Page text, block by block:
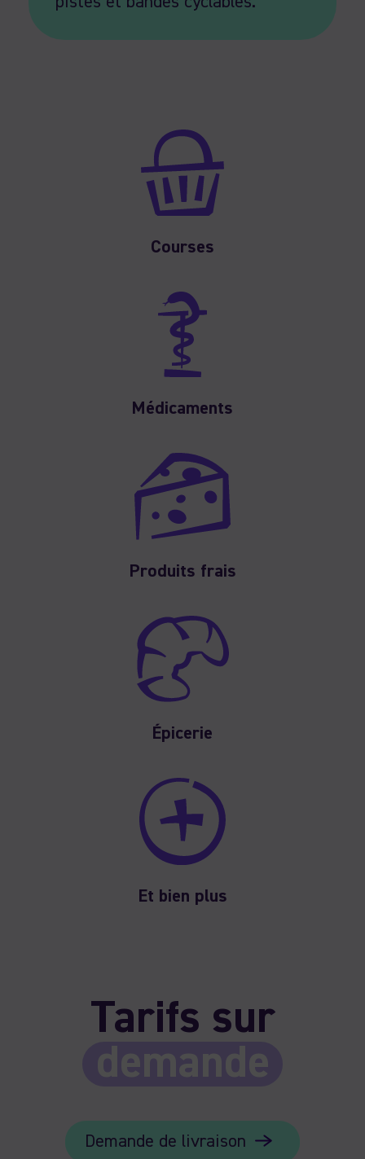
Courses
Médicaments
Produits frais
Épicerie
Et bien plus
Tarifs sur
demande
Demande de livraison